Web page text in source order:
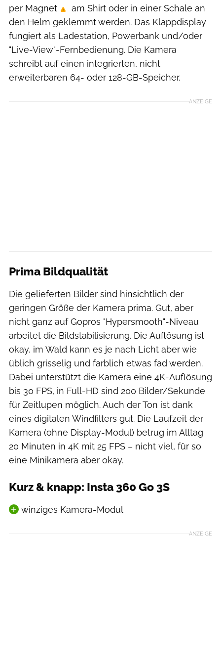
per Magnet
am Shirt oder in einer Schale an
den Helm geklemmt werden. Das Klappdisplay
fungiert als Ladestation, Powerbank und/oder
"Live-View"-Fernbedienung. Die Kamera
schreibt auf einen integrierten, nicht
erweiterbaren 64- oder 128-GB-Speicher.
ANZEIGE
Prima Bildqualität
Die gelieferten Bilder sind hinsichtlich der
geringen Größe der Kamera prima. Gut, aber
nicht ganz auf Gopros "Hypersmooth"-Niveau
arbeitet die Bildstabilisierung. Die Auflösung ist
okay, im Wald kann es je nach Licht aber wie
üblich grisselig und farblich etwas fad werden.
Dabei unterstützt die Kamera eine 4K-Auflösung
bis 30 FPS, in Full-HD sind 200 Bilder/Sekunde
für Zeitlupen möglich. Auch der Ton ist dank
eines digitalen Windfilters gut. Die Laufzeit der
Kamera (ohne Display-Modul) betrug im Alltag
20 Minuten in 4K mit 25 FPS – nicht viel, für so
eine Minikamera aber okay.
Kurz & knapp: Insta 360 Go 3S
winziges Kamera-Modul
ANZEIGE